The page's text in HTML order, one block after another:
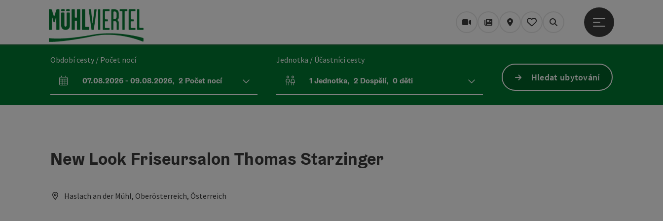
Accesskey
[0]
Navigace Accesskey
[1]
Začátek stránky Accesskey
[2]
Webové kamery
Časopis/Blog
MapaZapamatované
Vyhledávání
Otevřít hlavní
Období cesty / Počet nocí
Pole příjezdu a odjezdu
07.08.2026- 09.08.2026, 2 Počet nocí
Jednotka / Účastníci cesty
Počet jednotek a polí pro osoby
1 Jednotka, 2 Dospělí, 0 děti Hledat ubytování
New Look Friseursalon Thomas Starzinger
Haslach an der Mühl, Oberösterreich, Österreich